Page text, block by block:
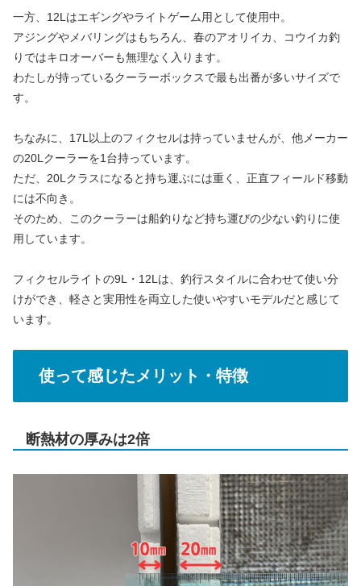
一方、12Lはエギングやライトゲーム用として使用中。
アジングやメバリングはもちろん、春のアオリイカ、コウイカ釣
りではキロオーバーも無理なく入ります。
わたしが持っているクーラーボックスで最も出番が多いサイズで
す。
ちなみに、17L以上のフィクセルは持っていませんが、他メーカー
の20Lクーラーを1台持っています。
ただ、20Lクラスになると持ち運ぶには重く、正直フィールド移動
には不向き。
そのため、このクーラーは船釣りなど持ち運びの少ない釣りに使
用しています。
フィクセルライトの9L・12Lは、釣行スタイルに合わせて使い分
けができ、軽さと実用性を両立した使いやすいモデルだと感じて
います。
使って感じたメリット・特徴
断熱材の厚みは2倍